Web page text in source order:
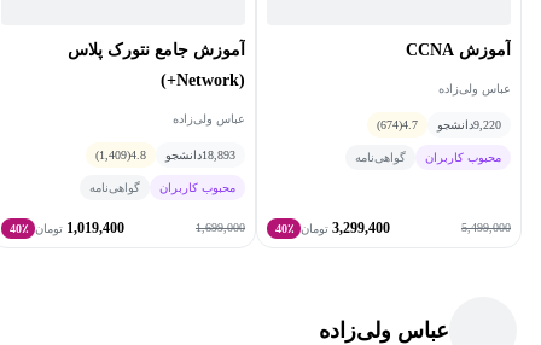
آموزش CCNA
عباس ولی‌زاده
9,220دانشجو 4.7
(674)
محبوب کاربران گواهی‌نامه
5,499,000
3,299,400 تومان 40٪
آموزش جامع نتورک پلاس
(Network+)
عباس ولی‌زاده
18,893دانشجو 4.8
(1,409)
محبوب کاربران گواهی‌نامه
1,699,000
1,019,400 تومان 40٪
عباس ولی‌زاده